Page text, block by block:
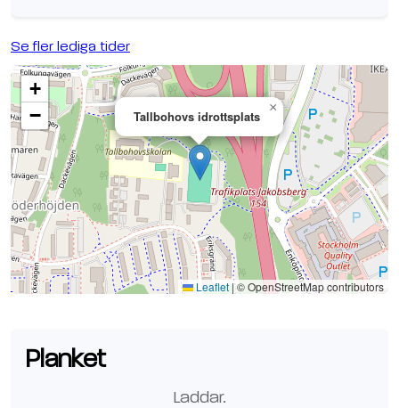
Se fler lediga tider
Tallbohovs idrottsplats
×
+
−
Leaflet |© OpenStreetMap contributors
Se planen på Google Maps
Planket
Laddar.